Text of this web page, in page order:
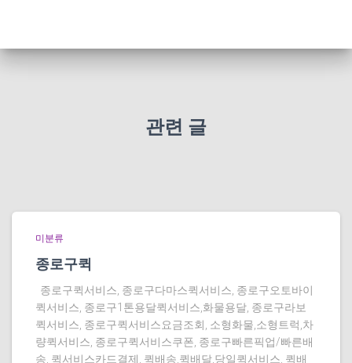
관련 글
미분류
종로구퀵
종로구퀵서비스, 종로구다마스퀵서비스, 종로구오토바이
퀵서비스, 종로구1톤용달퀵서비스,화물용달, 종로구라보
퀵서비스, 종로구퀵서비스요금조회, 소형화물,소형트럭,차
량퀵서비스, 종로구퀵서비스쿠폰, 종로구빠른픽업/빠른배
송, 퀵서비스카드결제, 퀵배송,퀵배달,당일퀵서비스, 퀵배